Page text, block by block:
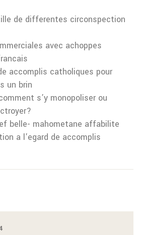
de differentes circonspection
avec achoppes
accomplis catholiques pour
un brin
s’y monopoliser ou
belle- mahometane affabilite
a l’egard de accomplis